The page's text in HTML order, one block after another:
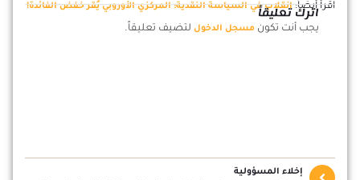
اقرأ أيضاً:انقلاب في السياسة النقدية: المركزي الأوروبي يُقر خفض الفائدة!
اترك تعليقاً
يجب أنت تكون مسجل الدخول لتضيف تعليقاً.
إخلاء المسؤولية